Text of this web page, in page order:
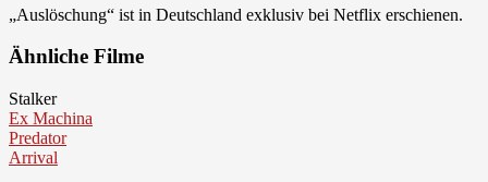
„Auslöschung“ ist in Deutschland exklusiv bei Netflix erschienen.
Ähnliche Filme
Stalker
Ex Machina
Predator
Arrival